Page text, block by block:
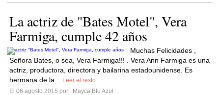
La actriz de "Bates Motel", Vera
Farmiga, cumple 42 años
Muchas Felicidades ,
Señora Bates, o sea, Vera Farmiga!!! . Vera Ann Farmiga es una
actriz, productora, directora y bailarina estadounidense. Es
hermana de la...
Leer el resto
El 06 agosto 2015 por
Mayca Blu Azul